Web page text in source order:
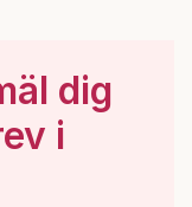
dig
i